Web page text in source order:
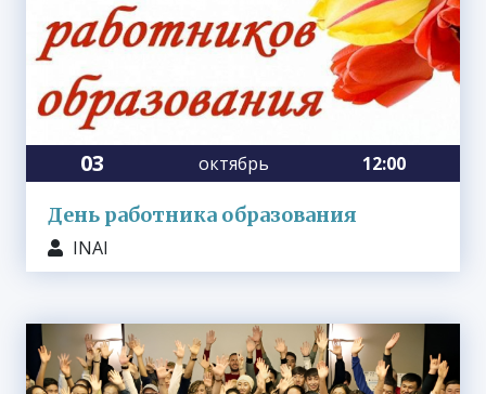
03 октябрь 12:00
День работника образования
INAI